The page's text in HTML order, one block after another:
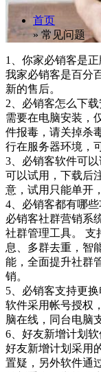
首页
» 常见问题
1、你家必销客是正
我家必销客是百分
新的售后。
2、必销客怎么下载
需要在电脑安装，
件报毒，请关掉杀
行在服务器环境，
3、必销客软件可以
可以试用，下载后
意，试用只能单开
4、必销客都有哪些
必销客社群营销系
社群管理工具。 支
息、多群去重，智
能，全面提升社群
销。
5、必销客支持更
软件采用帐号授权
脑在线，同台电脑
6、好友新增计划
好友新增计划采用
置疑，另外软件通